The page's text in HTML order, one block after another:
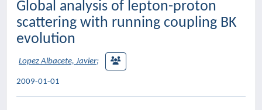
Global analysis of lepton-proton
scattering with running coupling BK
evolution
Lopez Albacete, Javier;
2009-01-01